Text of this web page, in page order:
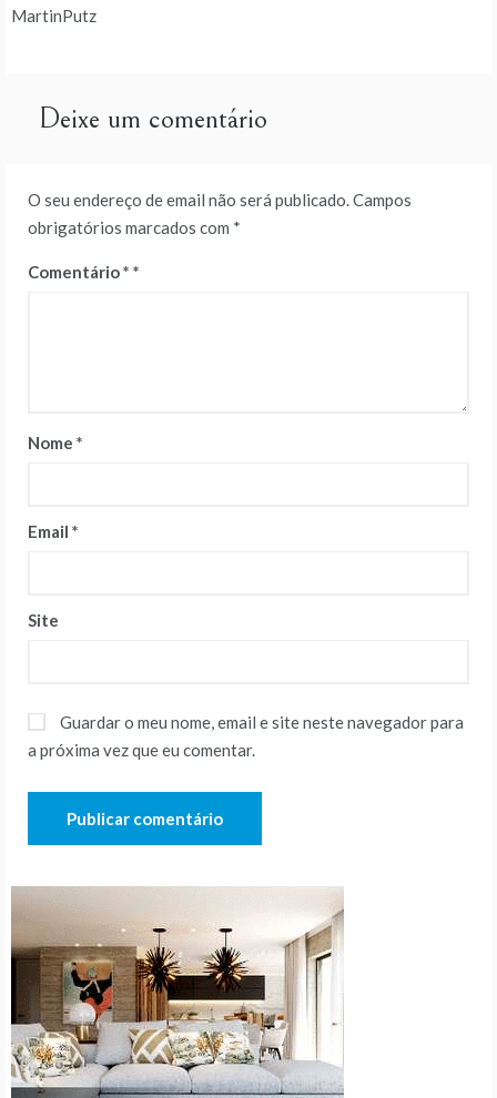
de
MartinPutz
Deixe um comentário
O seu endereço de email não será publicado.Campos
obrigatórios marcados com *
Comentário*
Nome *
Email *
Site
Guardar o meu nome, email e site neste navegador para
a próxima vez que eu comentar.